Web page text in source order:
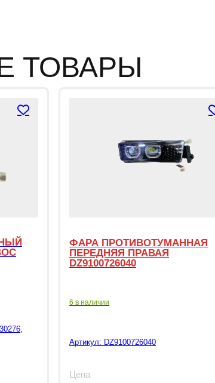
ТОВАРЫ
ФАРА ПРОТИВОТУМАННАЯ
ПЕРЕДНЯЯ ПРАВАЯ
DZ9100726040
6 в наличии
Артикул: DZ9100726040
Цена